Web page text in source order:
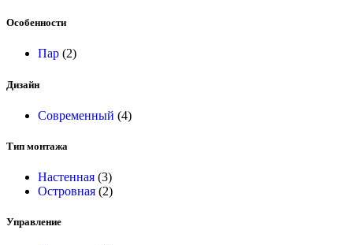
Особенности
Пар (2)
Дизайн
Современный (4)
Тип монтажа
Настенная (3)
Островная (2)
Управление